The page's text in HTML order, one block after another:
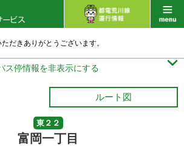
だきありがとうございます。
ス停情報を非表示にする 
ルート図
東２２
富岡一丁目